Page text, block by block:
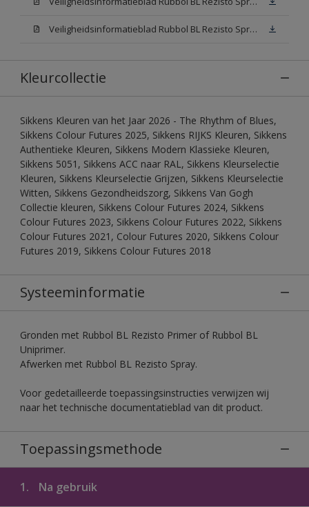
Veiligheidsinformatieblad Rubbol BL Rezisto Spray N00 (MSDS)
Kleurcollectie
Sikkens Kleuren van het Jaar 2026 - The Rhythm of Blues,
Sikkens Colour Futures 2025, Sikkens RIJKS Kleuren, Sikkens
Authentieke Kleuren, Sikkens Modern Klassieke Kleuren,
Sikkens 5051, Sikkens ACC naar RAL, Sikkens Kleurselectie
Kleuren, Sikkens Kleurselectie Grijzen, Sikkens Kleurselectie
Witten, Sikkens Gezondheidszorg, Sikkens Van Gogh
Collectie kleuren, Sikkens Colour Futures 2024, Sikkens
Colour Futures 2023, Sikkens Colour Futures 2022, Sikkens
Colour Futures 2021, Colour Futures 2020, Sikkens Colour
Futures 2019, Sikkens Colour Futures 2018
Systeeminformatie
Gronden met Rubbol BL Rezisto Primer of Rubbol BL
Uniprimer.
Afwerken met Rubbol BL Rezisto Spray.
Voor gedetailleerde toepassingsinstructies verwijzen wij
naar het technische documentatieblad van dit product.
Toepassingsmethode
1. Na gebruik